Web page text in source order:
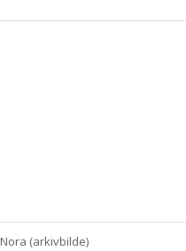
Nora (arkivbilde)